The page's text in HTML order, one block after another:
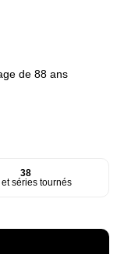
de 88 ans
38
séries tournés